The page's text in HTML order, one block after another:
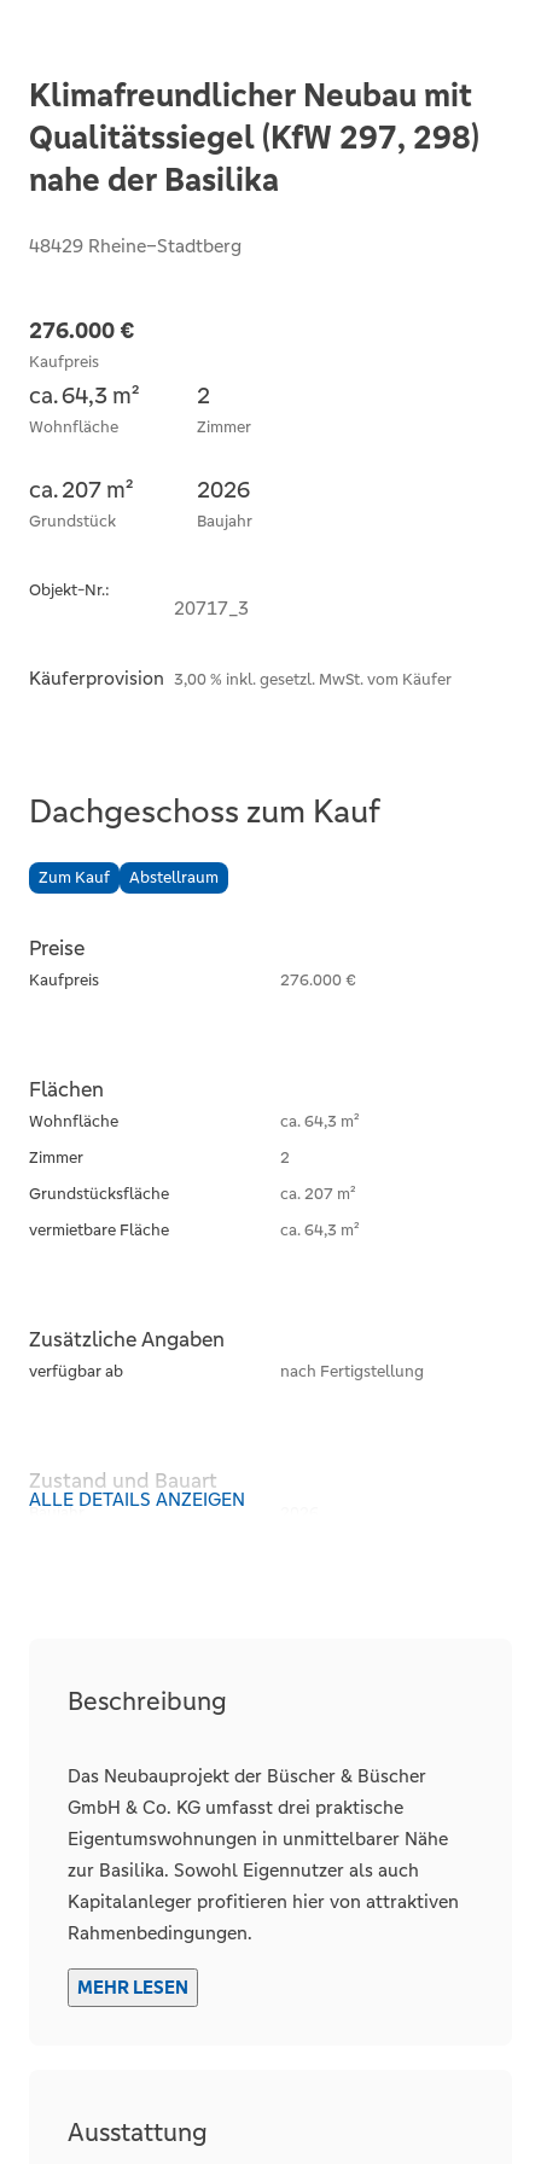
Klimafreundlicher Neubau mit
Qualitätssiegel (KfW 297, 298)
nahe der Basilika
48429 Rheine–Stadtberg
276.000 €
Kaufpreis
ca. 64,3 m²
Wohnfläche
2
Zimmer
ca. 207 m²
Grundstück
2026
Baujahr
Objekt-Nr.:
20717_3
Käuferprovision 3,00 % inkl. gesetzl. MwSt. vom Käufer
Dachgeschoss zum Kauf
Zum Kauf Abstellraum
Preise
Kaufpreis 276.000 €
Flächen
Wohnfläche
ca. 64,3 m²
Zimmer
2
Grundstücksfläche
ca. 207 m²
vermietbare Fläche
ca. 64,3 m²
Zusätzliche Angaben
verfügbar ab nach Fertigstellung
Zustand und Bauart
Baujahr
Räume, Flure und Etagen
Schlafzimmer
1
Badezimmer
1
Wohneinheiten
3
Balkone
1
ALLE DETAILS ANZEIGEN
Beschreibung
Das Neubauprojekt der Büscher & Büscher
GmbH & Co. KG umfasst drei praktische
Eigentumswohnungen in unmittelbarer Nähe
zur Basilika. Sowohl Eigennutzer als auch
Kapitalanleger profitieren hier von attraktiven
Rahmenbedingungen.
Die durchdachten Grundrisse und das
Qualitätssiegel „Nachhaltiges Gebäude“ (QNG;
Wertsteigerung.
MEHR LESEN
Ausstattung